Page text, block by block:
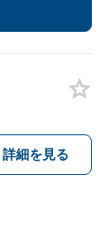
詳細を見る